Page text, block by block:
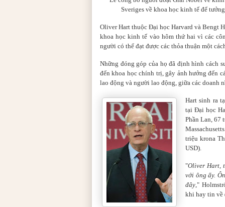
Sveriges về khoa học kinh tế để
Oliver Hart thuộc Đại học Harvard và Bengt
khoa học kinh tế vào hôm thứ hai vì các
người có thể đạt được các thỏa thuận một
Những đóng góp của họ đã định hình cách
đến khoa học chính trị, gây ảnh hưởng đến
lao động và người lao động, giữa các doanh
Hart sinh ra
tại Đại học
Phần Lan, 67
triệu krona
USD).
"Oliver Hart,
với ông ấy.
đây ,"
khi hay tin về